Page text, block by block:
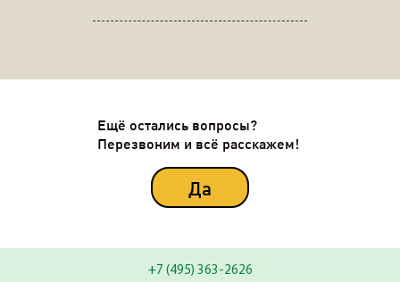
Ещё остались вопросы?
Перезвоним и всё расскажем!
Да
+7 (495) 363-2626